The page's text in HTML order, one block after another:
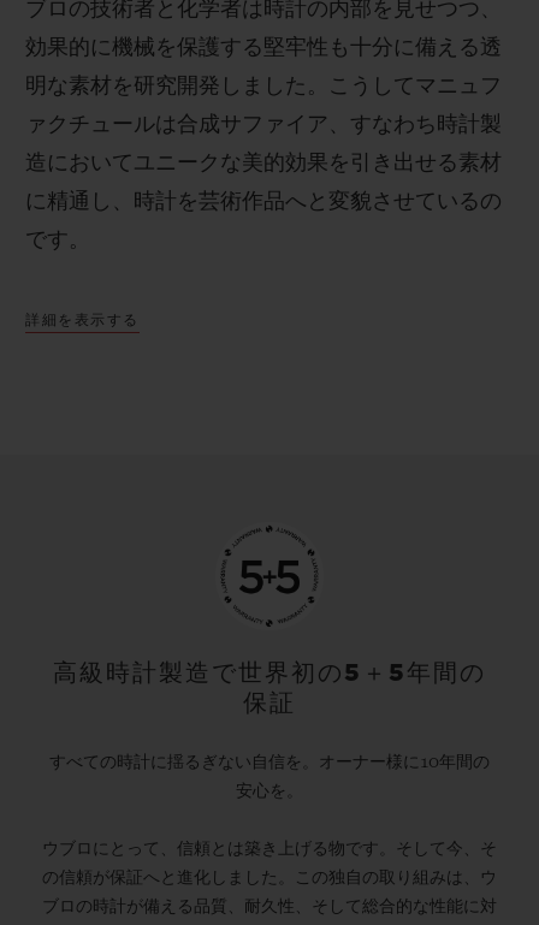
ブロの技術者と化学者は時計の内部を見せつつ、
効果的に機械を保護する堅牢性も十分に備える透
明な素材を研究開発しました。こうしてマニュフ
ァクチュールは合成サファイア、すなわち時計製
造においてユニークな美的効果を引き出せる素材
に精通し、時計を芸術作品へと変貌させているの
です。
詳細を表示する
高級時計製造で世界初の5＋5年間の
保証
すべての時計に揺るぎない自信を。オーナー様に10年間の
安心を。
ウブロにとって、信頼とは築き上げる物です。そして今、そ
の信頼が保証へと進化しました。この独自の取り組みは、ウ
ブロの時計が備える品質、耐久性、そして総合的な性能に対